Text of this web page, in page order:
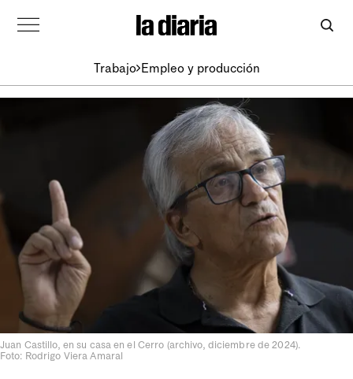
Trabajo Empleo y producción
Juan Castillo, en su casa en el Cerro (archivo, diciembre de 2024).
Foto: Rodrigo Viera Amaral